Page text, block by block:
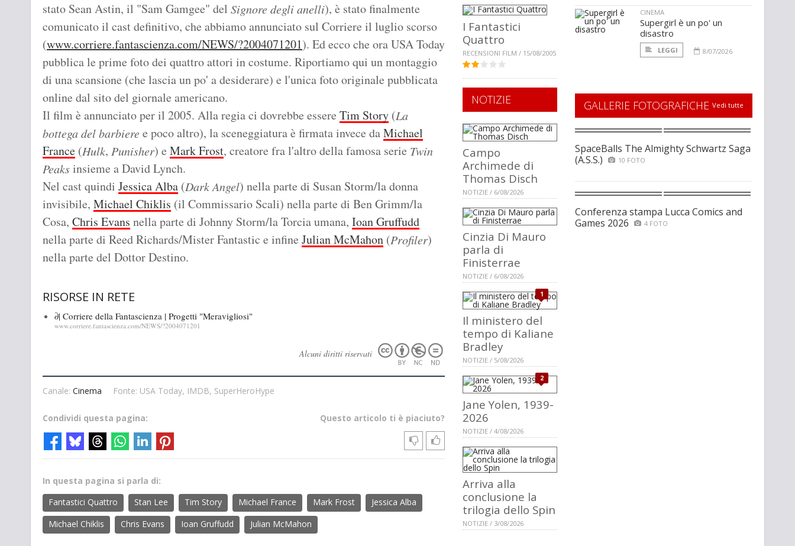
stato Sean Astin, il "Sam Gamgee" del Signore degli anelli), è stato finalmente
comunicato il cast definitivo, che abbiamo annunciato sul Corriere il luglio scorso
(www.corriere.fantascienza.com/NEWS/?2004071201). Ed ecco che ora USA Today
pubblica le prime foto dei quattro attori in costume. Riportiamo qui un montaggio
di una scansione (che lascia un po' a desiderare) e l'unica foto originale pubblicata
online dal sito del giornale americano.
Il film è annunciato per il 2005. Alla regia ci dovrebbe essere Tim Story (La
bottega del barbiere e poco altro), la sceneggiatura è firmata invece daMichael
France (Hulk, Punisher) e Mark Frost, creatore fra l'altro della famosa serie Twin
Peaksinsieme a David Lynch.
Nel cast quindi Jessica Alba (Dark Angel) nella parte di Susan Storm/la donna
invisibile, Michael Chiklis (il Commissario Scali) nella parte di Ben Grimm/la
Cosa, Chris Evans nella parte di Johnny Storm/la Torcia umana, Ioan Gruffudd
nella parte di Reed Richards/Mister Fantastic e infine Julian McMahon (Profiler)
nella parte del Dottor Destino.
RISORSE IN RETE
∂| Corriere della Fantascienza | Progetti "Meravigliosi"
www.corriere.fantascienza.com/NEWS/?2004071201
Alcuni diritti riservati
Canale: Cinema Fonte: USA Today, IMDB, SuperHeroHype
Questo articolo ti è piaciuto?
Condividi questa pagina:
In questa pagina si parla di:
Fantastici Quattro
Stan Lee Tim Story Michael France Mark Frost
Jessica Alba
Michael Chiklis
Chris Evans Ioan Gruffudd Julian McMahon
I Fantastici
Quattro
RECENSIONI FILM / 15/08/2005
NOTIZIE
Campo
Archimede di
Thomas Disch
NOTIZIE / 6/08/2026
Cinzia Di Mauro
parla di
Finisterrae
NOTIZIE / 6/08/2026
1
Il ministero del
tempo di Kaliane
Bradley
NOTIZIE / 5/08/2026
2
Jane Yolen, 1939-
2026
NOTIZIE / 4/08/2026
Arriva alla
conclusione la
trilogia dello Spin
NOTIZIE / 3/08/2026
CINEMA
Supergirl è un po' un
disastro
LEGGI 8/07/2026
GALLERIE FOTOGRAFICHE Vedi tutte
SpaceBalls The Almighty Schwartz Saga
(A.S.S.)
10 FOTO
Conferenza stampa Lucca Comics and
Games 2026
4 FOTO